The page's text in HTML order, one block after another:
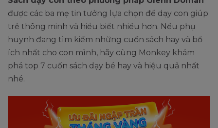
được các ba mẹ tin tưởng lựa chọn để dạy con giúp
trẻ thông minh và hiểu biết nhiều hơn. Nếu phụ
huynh đang tìm kiếm những cuốn sách hay và bổ
ích nhất cho con mình, hãy cùng Monkey khám
phá top 7 cuốn sách dạy bé hay và hiệu quả nhất
nhé.